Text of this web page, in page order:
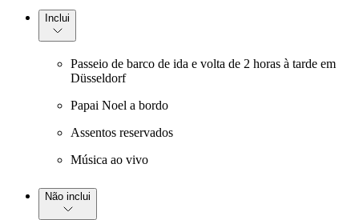
Inclui
Passeio de barco de ida e volta de 2 horas à tarde em
Düsseldorf
Papai Noel a bordo
Assentos reservados
Música ao vivo
Não inclui